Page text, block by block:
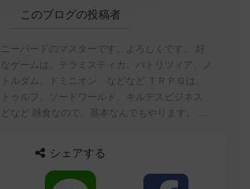
このブログの投稿者
ニーバードのマスターです。よろしくです。 好
なゲームは、テラミスティカ、パトリツィア、ノ
ルダム、ドミニオン などなど ＴＲＰＧは、
トゥルフ、ソードワールド、キルデスビジネス
など 雑食なので、基本なんでもやります。 所
シェアする